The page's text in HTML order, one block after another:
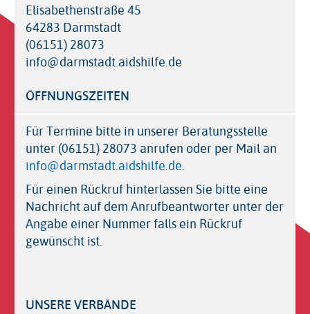
Elisabethenstraße 45
64283 Darmstadt
(06151) 28073
info@darmstadt.aidshilfe.de
ÖFFNUNGSZEITEN
Für Termine bitte in unserer Beratungsstelle
unter (06151) 28073 anrufen oder per Mail an
info@darmstadt.aidshilfe.de.
Für einen Rückruf hinterlassen Sie bitte eine
Nachricht auf dem Anrufbeantworter unter der
Angabe einer Nummer falls ein Rückruf
gewünscht ist.
UNSERE VERBÄNDE